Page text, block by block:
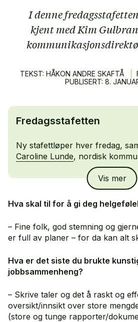
I denne
kjent med Kim
TEKST: HÅKON ANDRE SKAFTÅ
PUBLISERT: 8.
Fredagsstafetten
Ny stafettløper hver fredag,
Caroline Lunde, nordisk
Vipps MobilePay, ga
Gulbrandsen, som erVis mer
Hva skal til for å gi deg
– Fine folk, god stemning og
er full av planer – for da kan alt
Hva er det siste du brukte
jobbsammenheng?
– Skrive taler og det å raskt og
oversikt/innsikt over store
(store og tunge rapporter/